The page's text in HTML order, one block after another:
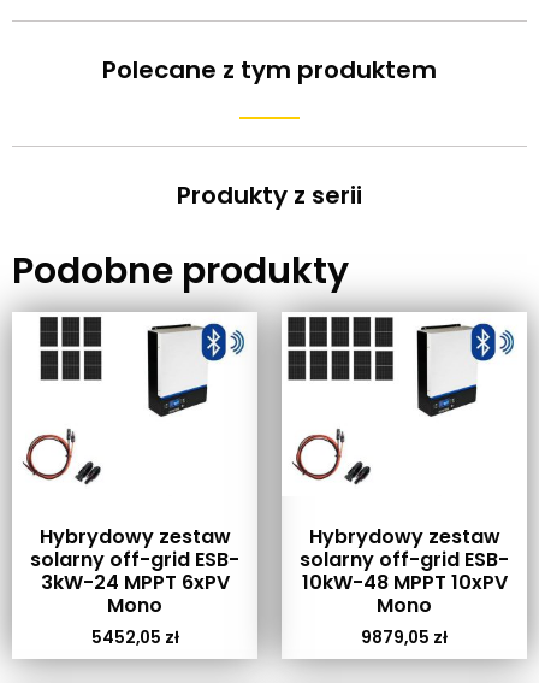
Polecane z tym produktem
Produkty z serii
Podobne produkty
Hybrydowy zestaw
solarny off-grid ESB-
3kW-24 MPPT 6xPV
Mono
5452,05 zł
Hybrydowy zestaw
solarny off-grid ESB-
10kW-48 MPPT 10xPV
Mono
9879,05 zł